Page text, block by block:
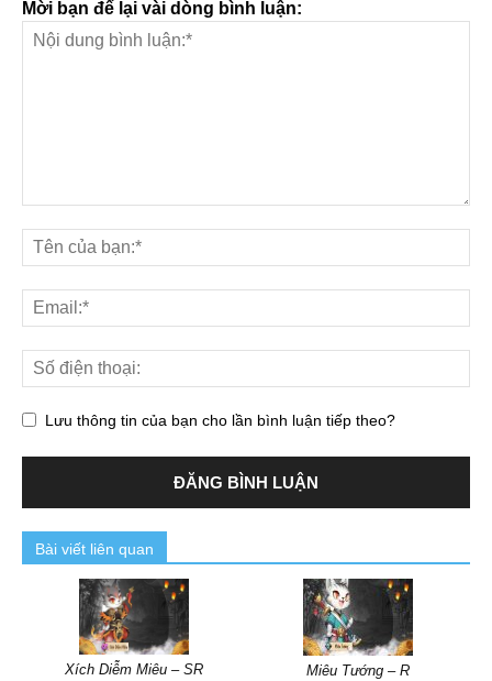
Mời bạn để lại vài dòng bình luận:
Lưu thông tin của bạn cho lần bình luận tiếp theo?
Bài viết liên quan
Xích Diễm Miêu – SR Miêu Tướng – R